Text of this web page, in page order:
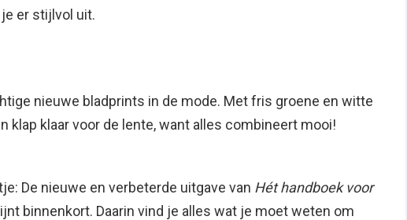
er stijlvol uit.
nieuwe bladprints in de mode. Met fris groene en witte
klap klaar voor de lente, want alles combineert mooi!
De nieuwe en verbeterde uitgave van Hét handboek voor
binnenkort. Daarin vind je alles wat je moet weten om